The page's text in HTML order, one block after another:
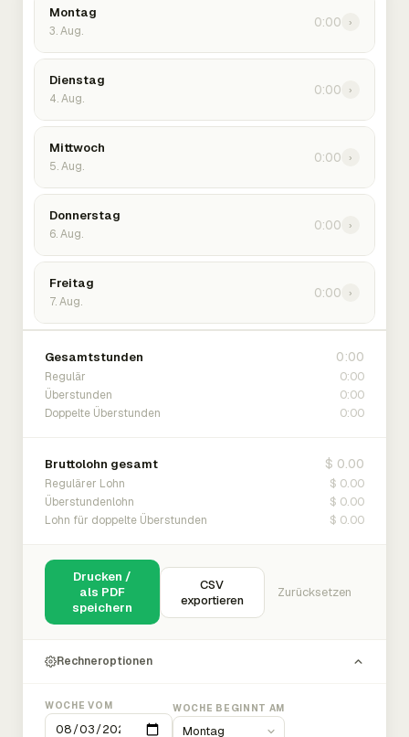
Montag
3. Aug.
0:00 ›
Dienstag
4. Aug.
0:00 ›
Mittwoch
5. Aug.
0:00 ›
Donnerstag
6. Aug.
0:00 ›
Freitag
7. Aug.
0:00 ›
Gesamtstunden 0:00
Regulär 0:00
Überstunden 0:00
Doppelte Überstunden 0:00
Bruttolohn gesamt $ 0.00
Regulärer Lohn $ 0.00
Überstundenlohn $ 0.00
Lohn für doppelte Überstunden $ 0.00
Drucken /
als PDF
speichern
CSV
exportieren
Zurücksetzen
Rechneroptionen
WOCHE VOM WOCHE BEGINNT AM